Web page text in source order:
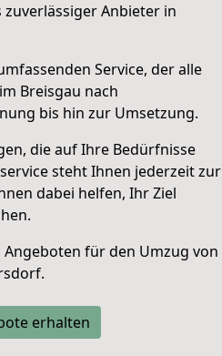
Anbieter in
Service, der alle
Breisgau nach
bis hin zur Umsetzung.
die auf Ihre Bedürfnisse
steht Ihnen jederzeit zur
dabei helfen, Ihr Ziel
Angeboten für den Umzug von
erhalten